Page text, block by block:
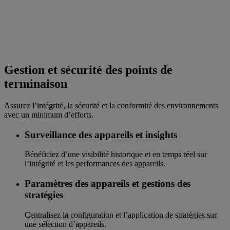
Gestion et sécurité des points de
terminaison
Assurez l’intégrité, la sécurité et la conformité des environnements
avec un minimum d’efforts.
Surveillance des appareils et insights
Bénéficiez d’une visibilité historique et en temps réel sur
l’intégrité et les performances des appareils.
Paramètres des appareils et gestions des
stratégies
Centralisez la configuration et l’application de stratégies sur
une sélection d’appareils.